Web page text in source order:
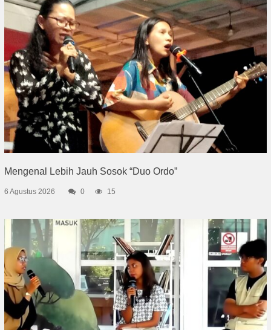
Mengenal Lebih Jauh Sosok “Duo Ordo”
6 Agustus 2026 0 15